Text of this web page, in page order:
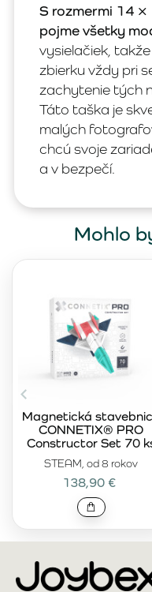
S rozmermi 14
pojme všetky
vysielačiek,
zbierku vždy pri
zachytenie tých
Táto taška je
malých
chcú svoje
a v bezpečí.
Mohlo
STEAM, od 8 rokov
Magnetická
CONNETIX® PRO
Constructor Set 70
138,90 €